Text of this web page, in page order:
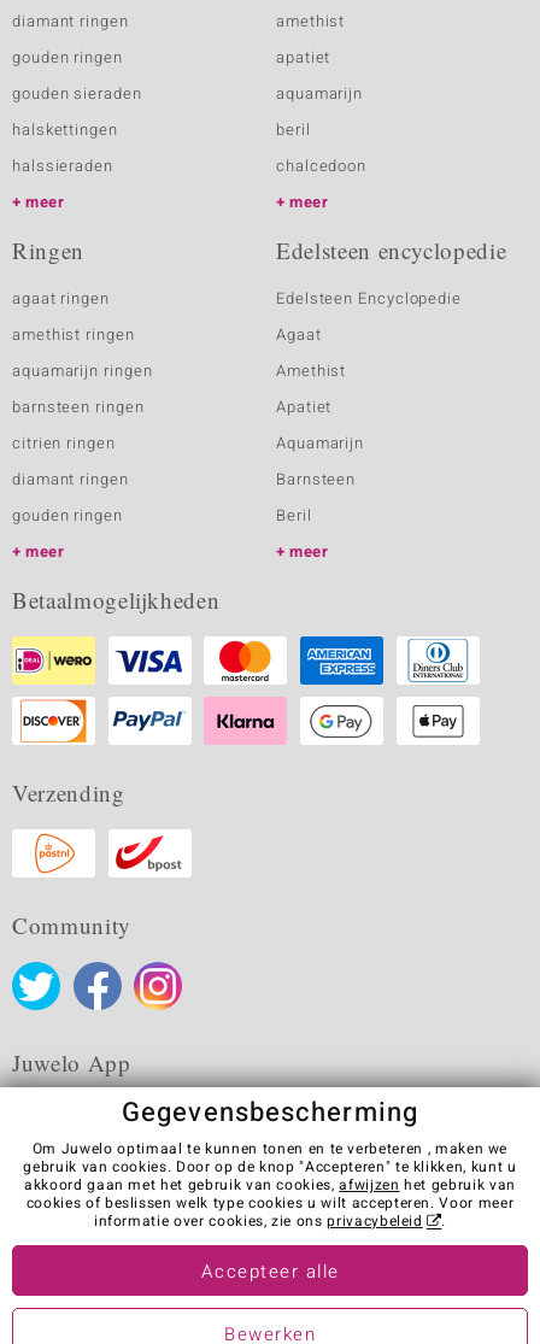
diamant ringen
gouden ringen
gouden sieraden
halskettingen
halssieraden
meer
amethist
apatiet
aquamarijn
beril
chalcedoon
meer
Ringen
agaat ringen
amethist ringen
aquamarijn ringen
barnsteen ringen
citrien ringen
diamant ringen
gouden ringen
meer
Edelsteen encyclopedie
Edelsteen Encyclopedie
Agaat
Amethist
Apatiet
Aquamarijn
Barnsteen
Beril
meer
Betaalmogelijkheden
Verzending
Community
Juwelo App
Algemene verkoopvoorwaarden Privacybeleid
Cookies
Colofon
Contact
Contract herroepen
Visit our stores in other countries:
Gegevensbescherming
Om Juwelo optimaal te kunnen tonen en te verbeteren , maken we
gebruik van cookies. Door op de knop "Accepteren" te klikken, kunt u
akkoord gaan met het gebruik van cookies,afwijzen het gebruik van
cookies of beslissen welk type cookies u wilt accepteren. Voor meer
informatie over cookies, zie onsprivacybeleid .
Accepteer alle
Bewerken